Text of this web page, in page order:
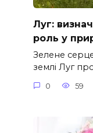
Луг:
роль у
Зелене
землі Луг
0 59